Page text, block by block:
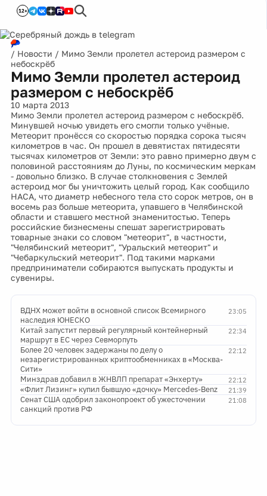
12+
/ Новости / Мимо Земли пролетел астероид размером с
небоскрёб
Мимо Земли пролетел астероид
размером с небоскрёб
10 марта 2013
Мимо Земли пролетел астероид размером с небоскрёб.
Минувшей ночью увидеть его смогли только учёные.
Метеорит пронёсся со скоростью порядка сорока тысяч
километров в час. Он прошел в девятистах пятидесяти
тысячах километров от Земли: это равно примерно двум с
половиной расстояниям до Луны, по космическим меркам
- довольно близко. В случае столкновения с Землей
астероид мог бы уничтожить целый город. Как сообщило
НАСА, что диаметр небесного тела сто сорок метров, он в
восемь раз больше метеорита, упавшего в Челябинской
области и ставшего местной знаменитостью. Теперь
российские бизнесмены спешат зарегистрировать
товарные знаки со словом "метеорит", в частности,
"Челябинский метеорит", "Уральский метеорит" и
"Чебаркульский метеорит". Под такими марками
предприниматели собираются выпускать продукты и
сувениры.
23:05
ВДНХ может войти в основной список Всемирного
наследия ЮНЕСКО
22:34
Китай запустит первый регулярный контейнерный
маршрут в ЕС через Севморпуть
22:12
Более 20 человек задержаны по делу о
незарегистрированных криптообменниках в «Москва-
Сити»
22:12
Минздрав добавил в ЖНВЛП препарат «Энхерту»
21:39
«Флит Лизинг» купил бывшую «дочку» Mercedes-Benz
21:08
Сенат США одобрил законопроект об ужесточении
санкций против РФ